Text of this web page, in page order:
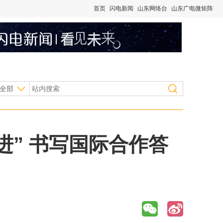
首页 闪电新闻 山东网络台 山东广电微矩阵
部
” 书写国际合作答